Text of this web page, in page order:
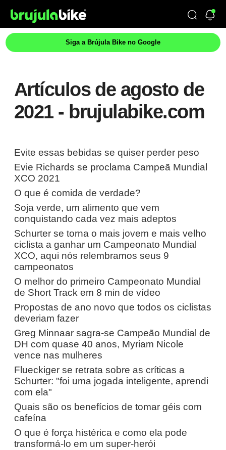
Siga a Brújula Bike no Google
Artículos de agosto de
2021 - brujulabike.com
Evite essas bebidas se quiser perder peso
Evie Richards se proclama Campeã Mundial
XCO 2021
O que é comida de verdade?
Soja verde, um alimento que vem
conquistando cada vez mais adeptos
Schurter se torna o mais jovem e mais velho
ciclista a ganhar um Campeonato Mundial
XCO, aqui nós relembramos seus 9
campeonatos
O melhor do primeiro Campeonato Mundial
de Short Track em 8 min de vídeo
Propostas de ano novo que todos os ciclistas
deveriam fazer
Greg Minnaar sagra-se Campeão Mundial de
DH com quase 40 anos, Myriam Nicole
vence nas mulheres
Flueckiger se retrata sobre as críticas a
Schurter: "foi uma jogada inteligente, aprendi
com ela"
Quais são os benefícios de tomar géis com
cafeína
O que é força histérica e como ela pode
transformá-lo em um super-herói